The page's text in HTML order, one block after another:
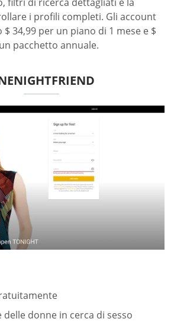
i profili completi. Gli account
34,99 per un piano di 1 mese e $
pacchetto annuale.
donne in cerca di sesso